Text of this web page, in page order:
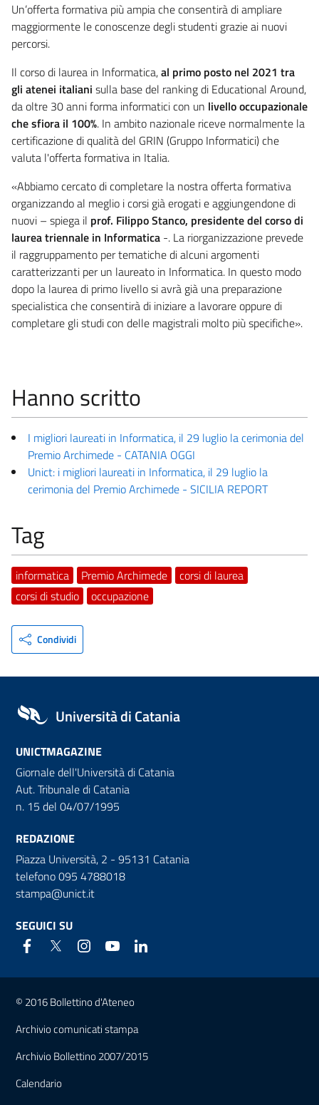
Un’offerta formativa più ampia che consentirà di ampliare
maggiormente le conoscenze degli studenti grazie ai nuovi
percorsi.
Il corso di laurea in Informatica,al primo posto nel 2021 tra
gli atenei italiani sulla base del ranking di Educational Around,
da oltre 30 anni forma informatici con un livello occupazionale
che sfiora il 100%. In ambito nazionale riceve normalmente la
certificazione di qualità del GRIN (Gruppo Informatici) che
valuta l'offerta formativa in Italia.
«Abbiamo cercato di completare la nostra offerta formativa
organizzando al meglio i corsi già erogati e aggiungendone di
nuovi – spiega il prof. Filippo Stanco, presidente del corso di
laurea triennale in Informatica -. La riorganizzazione prevede
il raggruppamento per tematiche di alcuni argomenti
caratterizzanti per un laureato in Informatica. In questo modo
dopo la laurea di primo livello si avrà già una preparazione
specialistica che consentirà di iniziare a lavorare oppure di
completare gli studi con delle magistrali molto più specifiche».
Hanno scritto
I migliori laureati in Informatica, il 29 luglio la cerimonia del
Premio Archimede - CATANIA OGGI
Unict: i migliori laureati in Informatica, il 29 luglio la
cerimonia del Premio Archimede - SICILIA REPORT
Tag
informatica Premio Archimede
corsi di laurea
corsi di studio
occupazione
Condividi
Università di Catania
UNICTMAGAZINE
Giornale dell'Università di Catania
Aut. Tribunale di Catania
n. 15 del 04/07/1995
REDAZIONE
Piazza Università, 2 - 95131 Catania
telefono 095 4788018
stampa@unict.it
SEGUICI SU
Link e informazioni utili
© 2016 Bollettino d'Ateneo
Archivio comunicati stampa
Archivio Bollettino 2007/2015
Calendario